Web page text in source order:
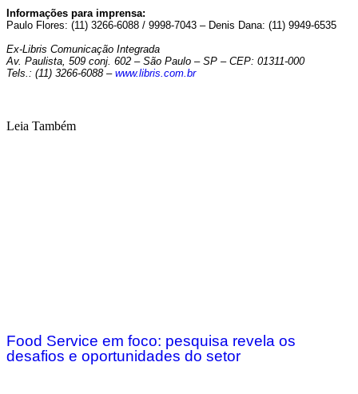
Informações para imprensa:
Paulo Flores: (11) 3266-6088 / 9998-7043 – Denis Dana: (11) 9949-6535
Ex-Libris Comunicação Integrada
Av. Paulista, 509 conj. 602 – São Paulo – SP – CEP: 01311-000
Tels.: (11) 3266-6088 – www.libris.com.br
Leia Também
Food Service em foco: pesquisa revela os
desafios e oportunidades do setor